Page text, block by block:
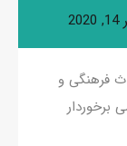
فرهنگی و
برخوردار